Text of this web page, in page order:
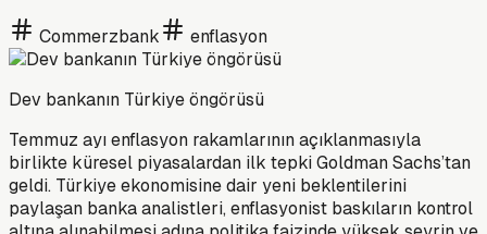
Commerzbank enflasyon
Dev bankanın Türkiye öngörüsü
Temmuz ayı enflasyon rakamlarının açıklanmasıyla
birlikte küresel piyasalardan ilk tepki Goldman Sachs’tan
geldi. Türkiye ekonomisine dair yeni beklentilerini
paylaşan banka analistleri, enflasyonist baskıların kontrol